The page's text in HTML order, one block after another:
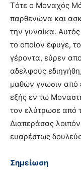
Tότε ο Mοναχός
παρθενώνα και
την γυναίκα.
το οποίον έφυγε,
γέροντα, εύρεν
αδελφούς
μαθών γνώσιν από
εξής εν τω
τον ελύτρωσε από
Διαπεράσας
ευαρέστως
Σημείωση